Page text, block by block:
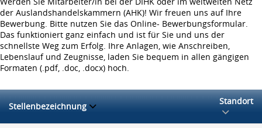
der Auslandshandelskammern (AHK)! Wir freuen uns auf Ihre
Bewerbung. Bitte nutzen Sie das Online- Bewerbungsformular.
Das funktioniert ganz einfach und ist für Sie und uns der
schnellste Weg zum Erfolg. Ihre Anlagen, wie Anschreiben,
Lebenslauf und Zeugnisse, laden Sie bequem in allen gängigen
Formaten (.pdf, .doc, .docx) hoch.
Stellenbezeichnung Standort